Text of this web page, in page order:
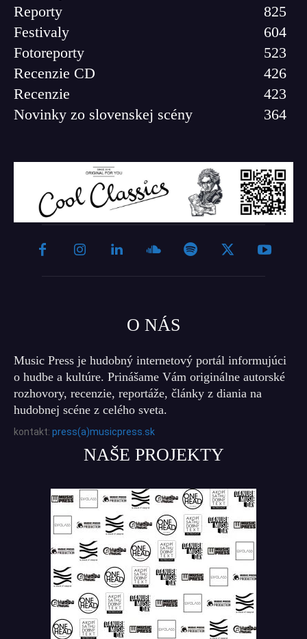
Reporty
825
Festivaly
604
Fotoreporty
523
Recenzie CD
426
Recenzie
423
Novinky zo slovenskej scény
364
O NÁS
Music Press je hudobný internetový portál informujúci
o hudbe a kultúre. Prinášame Vám originálne autorské
rozhovory, recenzie, reportáže, články z diania na
hudobnej scéne z celého sveta.
kontakt: press(a)musicpress.sk
NAŠE PROJEKTY